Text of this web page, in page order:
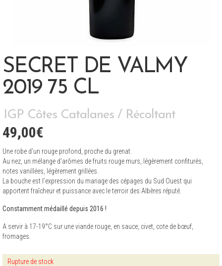
SECRET DE VALMY
2019 75 CL
IGP Côtes Catalanes / Récoltant
49,00€
Une robe d’un rouge profond, proche du grenat.
Au nez, un mélange d’arômes de fruits rouge murs, légèrement confiturés,
notes vanillées, légèrement grillées.
La bouche est l’expression du mariage des cépages du Sud Ouest qui
apportent fraîcheur et puissance avec le terroir des Albères réputé.
Constamment médaillé depuis 2016 !
A servir à 17-19°C sur une viande rouge, en sauce, civet, cote de bœuf,
fromages.
Rupture de stock